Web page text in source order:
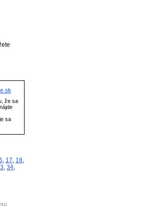
že sa
sa
17 18
34